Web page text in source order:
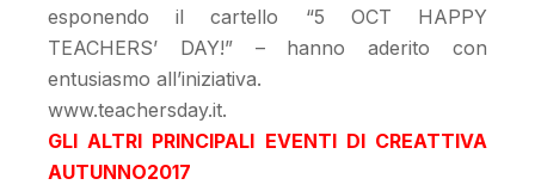
esponendo il cartello “5 OCT HAPPY
TEACHERS’ DAY!” – hanno aderito con
entusiasmo all’iniziativa.
www.teachersday.it.
GLI ALTRI PRINCIPALI EVENTI DI CREATTIVA
AUTUNNO2017